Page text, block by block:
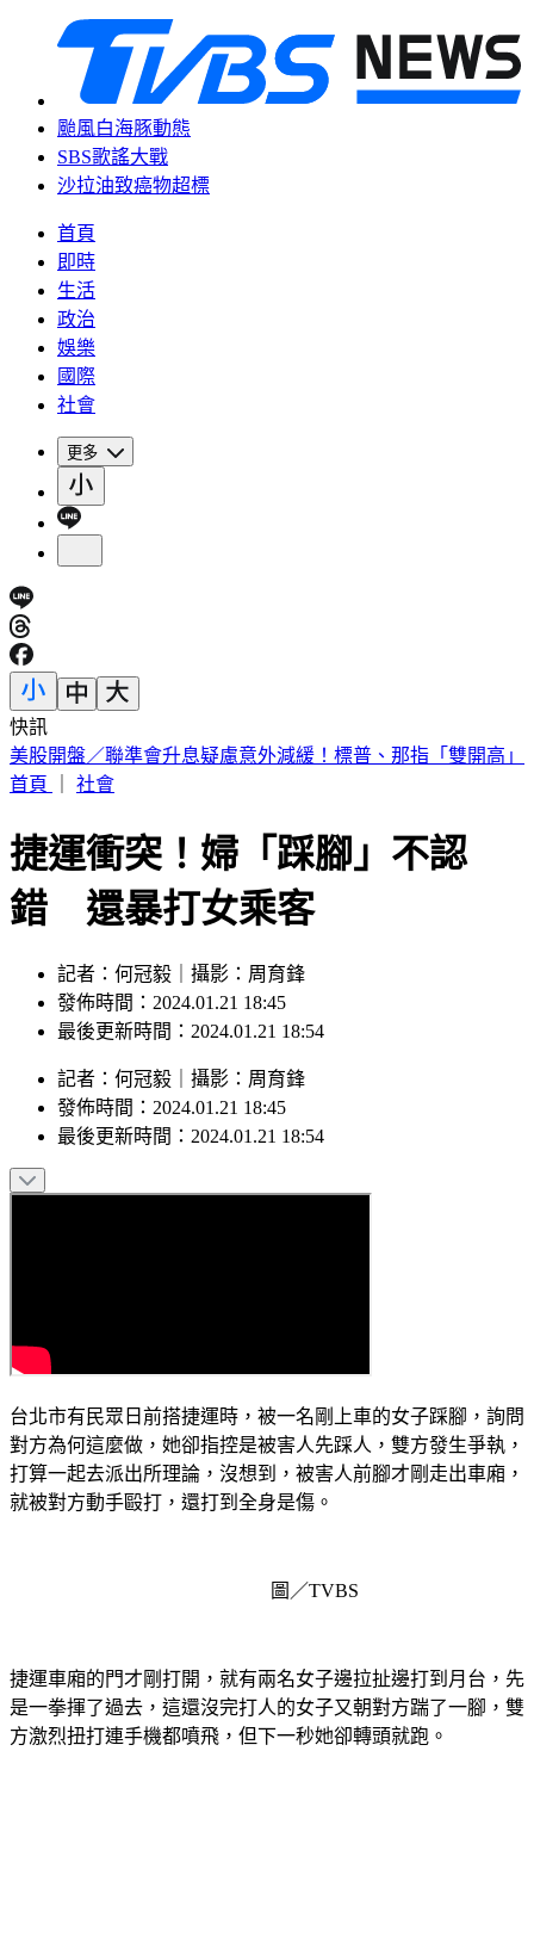
颱風白海豚動態
SBS歌謠大戰
沙拉油致癌物超標
首頁
即時
生活
政治
娛樂
國際
社會
更多
快訊
英特爾別想搶訂單？ 外媒曝：客戶不敢得罪台積電
首頁
社會
捷運衝突！婦「踩腳」不認
錯 還暴打女乘客
記者：何冠毅｜攝影：周育鋒
發佈時間：2024.01.21 18:45
最後更新時間：2024.01.21 18:54
記者 ： 何冠毅 攝影 ： 周育鋒
發佈時間： 2024.01.21 18:45
最後更新時間： 2024.01.21 18:54
台北市有民眾日前搭捷運時，被一名剛上車的女子踩腳，詢問
對方為何這麼做，她卻指控是被害人先踩人，雙方發生爭執，
打算一起去派出所理論，沒想到，被害人前腳才剛走出車廂，
就被對方動手毆打，還打到全身是傷。
圖／TVBS
捷運車廂的門才剛打開，就有兩名女子邊拉扯邊打到月台，先
是一拳揮了過去，這還沒完打人的女子又朝對方踹了一腳，雙
方激烈扭打連手機都噴飛，但下一秒她卻轉頭就跑。